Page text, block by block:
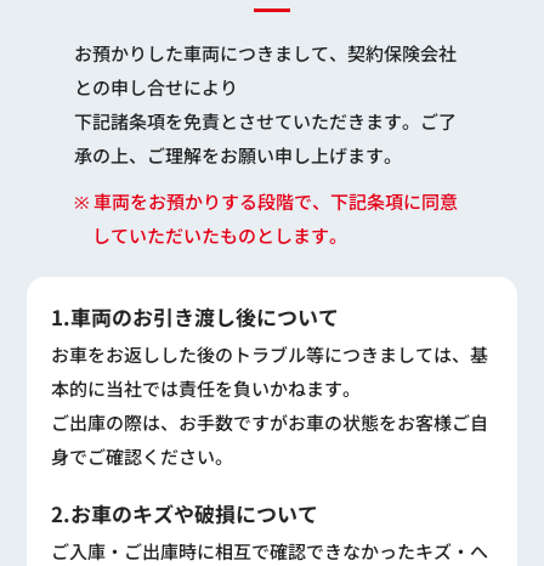
お預かりした車両につきまして、契約保険会社
との申し合せにより
下記諸条項を免責とさせていただきます。ご了
承の上、ご理解をお願い申し上げます。
※ 車両をお預かりする段階で、下記条項に同意
していただいたものとします。
1.車両のお引き渡し後について
お車をお返しした後のトラブル等につきましては、基
本的に当社では責任を負いかねます。
ご出庫の際は、お手数ですがお車の状態をお客様ご自
身でご確認ください。
2.お車のキズや破損について
ご入庫・ご出庫時に相互で確認できなかったキズ・へ